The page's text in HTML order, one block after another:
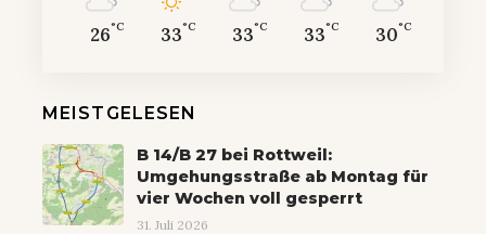
26°C 33°C 33°C 33°C 30°C
MEISTGELESEN
B 14/B 27 bei Rottweil:
Umgehungsstraße ab Montag für
vier Wochen voll gesperrt
31. Juli 2026